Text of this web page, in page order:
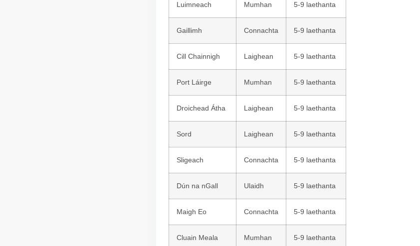
Luimneach Mumhan 5-9 laethanta
Gaillimh Connachta 5-9 laethanta
Cill Chainnigh Laighean 5-9 laethanta
Port Láirge Mumhan 5-9 laethanta
Droichead Átha Laighean 5-9 laethanta
Sord Laighean 5-9 laethanta
Sligeach Connachta 5-9 laethanta
Dún na nGall Ulaidh 5-9 laethanta
Maigh Eo Connachta 5-9 laethanta
Cluain Meala Mumhan 5-9 laethanta